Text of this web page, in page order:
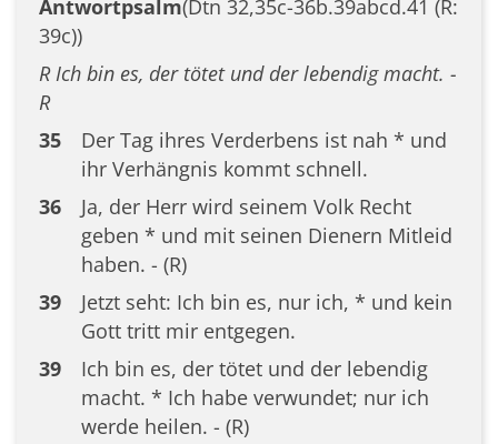
Antwortpsalm(Dtn 32,35c-36b.39abcd.41 (R:
39c))
R Ich bin es, der tötet und der lebendig macht. -
R
35
Der Tag ihres Verderbens ist nah * und
ihr Verhängnis kommt schnell.
36
Ja, der Herr wird seinem Volk Recht
geben * und mit seinen Dienern Mitleid
haben. - (R)
39
Jetzt seht: Ich bin es, nur ich, * und kein
Gott tritt mir entgegen.
39
Ich bin es, der tötet und der lebendig
macht. * Ich habe verwundet; nur ich
werde heilen. - (R)